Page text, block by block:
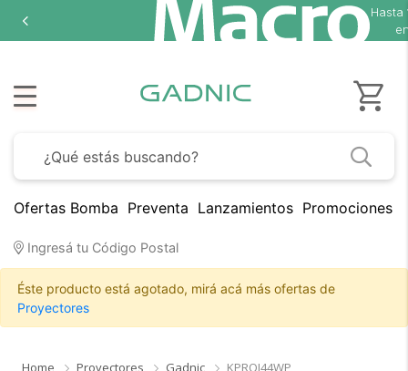
Hasta
Ofertas Bomba Preventa Lanzamientos Promociones
Ingresá tu Código Postal
Éste producto está agotado, mirá acá más ofertas de
Proyectores
Home Proyectores Gadnic KPROJ44WP
×